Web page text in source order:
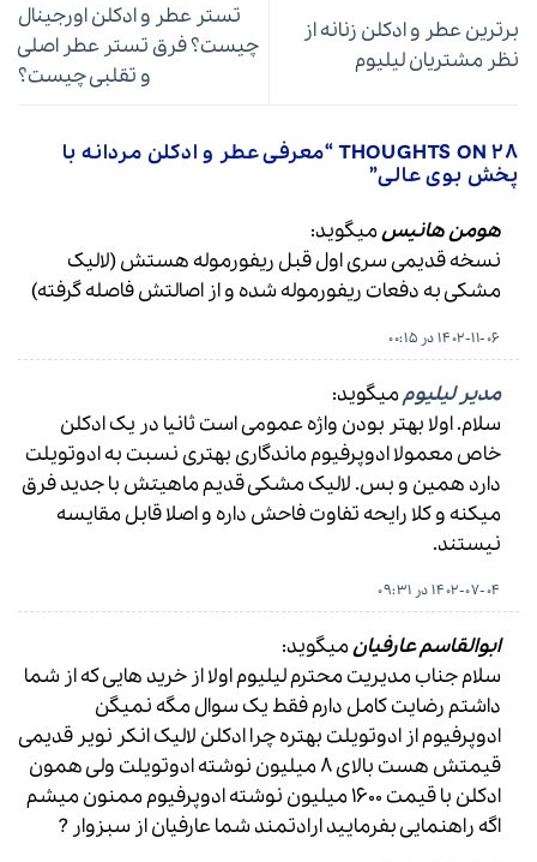
برترین عطر و ادکلن زنانه از
نظر مشتریان لیلیوم
تستر عطر و ادکلن اورجینال
چیست؟ فرق تستر عطر اصلی
و تقلبی چیست؟
28 THOUGHTS ON “
معرفی عطر و ادکلن مردانه با
پخش بوی عالی”
هومن هانیسمیگوید:
نسخه قدیمی سری اول قبل ریفورموله هستش (لالیک
مشکی به دفعات ریفورموله شده و از اصالتش فاصله گرفته)
1402-11-06 در 00:15
مدیر لیلیوممیگوید:
سلام. اولا بهتر بودن واژه عمومی است ثانیا در یک ادکلن
خاص معمولا ادوپرفیوم ماندگاری بهتری نسبت به ادوتویلت
دارد همین و بس. لالیک مشکی قدیم ماهیتش با جدید فرق
میکنه و کلا رایحه تفاوت فاحش داره و اصلا قابل مقایسه
نیستند.
1402-07-04 در 09:31
ابوالقاسم عارفیانمیگوید:
سلام جناب مدیریت محترم لیلیوم اولا از خريد هایی که از شما
داشتم رضایت کامل دارم فقط یک سوال مگه نمیگن
ادوپرفیوم از ادوتویلت بهتره چرا ادکلن لالیک انکر نویر قدیمی
قیمتش هست بالای 8 میلیون نوشته ادوتویلت ولی همون
ادکلن با قیمت 1600 میلیون نوشته ادوپرفیوم ممنون میشم
اگه راهنمایی بفرمایید ارادتمند شما عارفیان از سبزوار ?